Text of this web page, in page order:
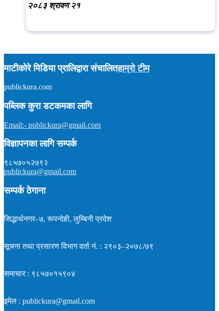
२०८३ श्रावण २१
माटीकोरे मिडिया प्रालिद्वारा संचालित
publickura.com
पब्लिक कुरा डटकमका लागि
Email:- publickura@gmail.com
विज्ञापनका लागि सम्पर्क
९८५७०५२७९२
publickura@gmail.com
हाम्रो टीम
सम्पर्क ठेगाना
सिद्धार्थनगर–७, रूपन्देही, लुम्बिनी प्रदेश
सूचना तथा प्रसारण विभाग दर्ता नं. : २९०३–२०७८/७९
समाचार : ९८५७०१५९०४
इमेल : publickura@gmail.com